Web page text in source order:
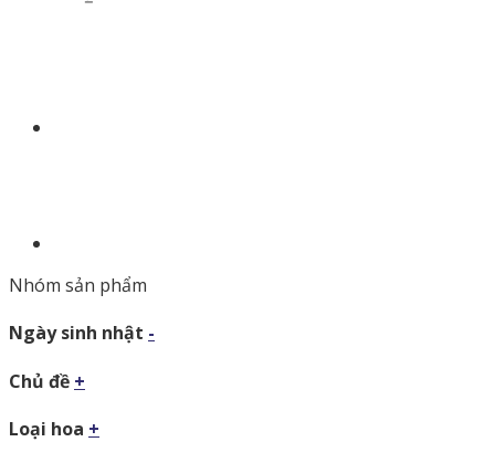
Nhóm sản phẩm
Ngày sinh nhật -
Chủ đề +
Loại hoa +